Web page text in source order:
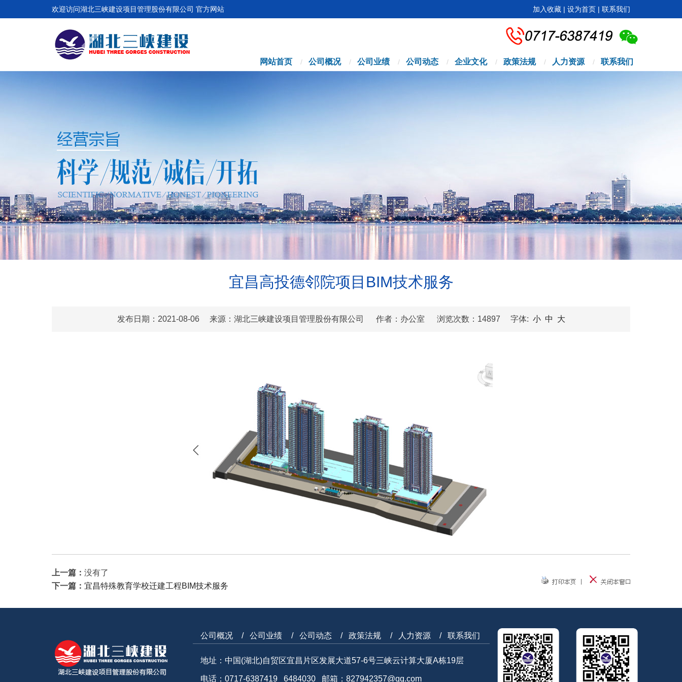
欢迎访问湖北三峡建设项目管理股份有限公司 官方网站 加入收藏 | 设为首页 | 联系我们
网站首页 / 公司概况 / 公司业绩 / 公司动态 / 企业文化 / 政策法规 / 人力资源 / 联系我们
宜昌高投德邻院项目BIM技术服务
发布日期：2021-08-06 来源：湖北三峡建设项目管理股份有限公司 作者：办公室 浏览次数： 14897 字体: 小 中 大
上一篇： 没有了
下一篇： 宜昌特殊教育学校迁建工程BIM技术服务
公司概况 公司业绩 公司动态 政策法规 人力资源 联系我们
地址：中国(湖北)自贸区宜昌片区发展大道57-6号三峡云计算大厦A栋19层
电话：0717-6387419 6484030 邮箱：827942357@qq.com